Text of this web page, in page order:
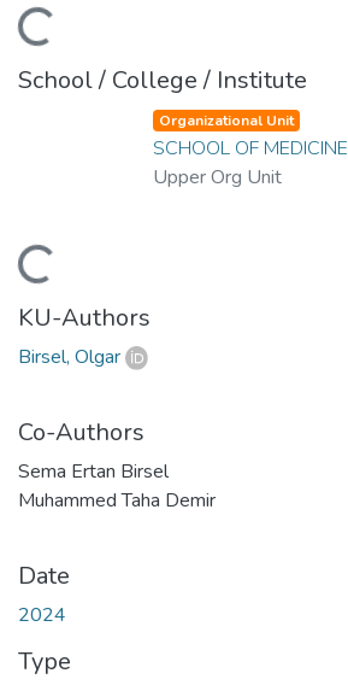
School / College / Institute
Organizational Unit
SCHOOL OF MEDICINE
Upper Org Unit
KU-Authors
Birsel, Olgar
Co-Authors
Sema Ertan Birsel
Muhammed Taha Demir
Date
2024
Type